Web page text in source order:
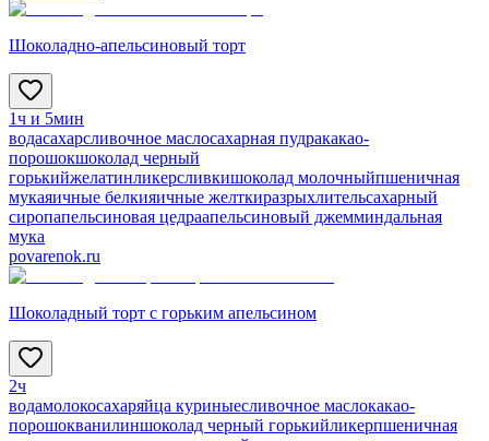
Шоколадно-апельсиновый торт
1ч и 5мин
водасахарсливочное маслосахарная пудракакао-
порошокшоколад черный
горькийжелатинликерсливкишоколад молочныйпшеничная
мукаяичные белкияичные желткиразрыхлительсахарный
сиропапельсиновая цедраапельсиновый джемминдальная
мука
povarenok.ru
Шоколадный торт с горьким апельсином
2ч
водамолокосахаряйца куриныесливочное маслокакао-
порошокванилиншоколад черный горькийликерпшеничная